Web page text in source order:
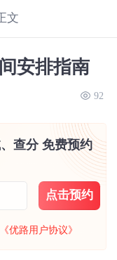
文
安排指南
92
查分 免费预约
点击预约
《优路用户协议》